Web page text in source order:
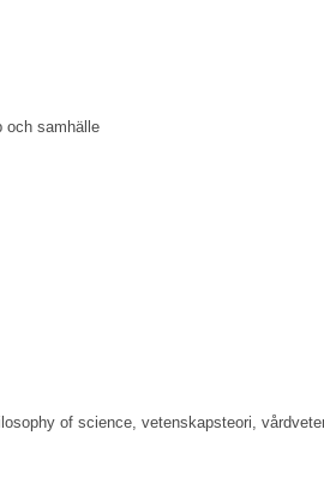
och samhälle
of science, vetenskapsteori,